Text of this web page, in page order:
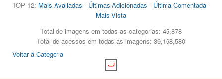
TOP 12: Mais Avaliadas - Últimas Adicionadas - Última Comentada-
Mais Vista
Total de imagens em todas as categorias: 45,878
Total de acessos em todas as imagens: 39,168,580
Voltar à Categoria